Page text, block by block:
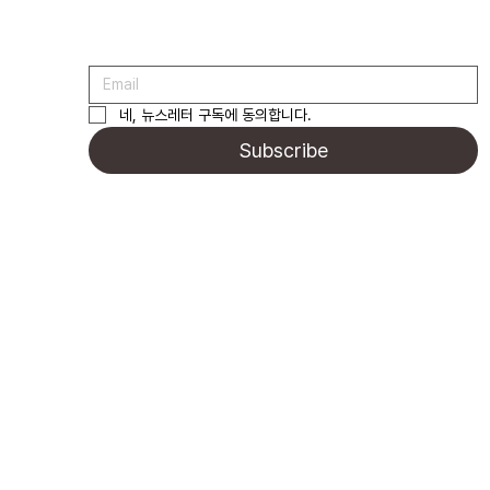
네, 뉴스레터 구독에 동의합니다.
Subscribe